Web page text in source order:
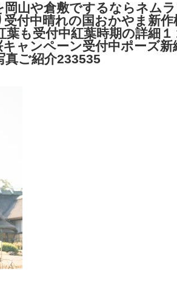
岡山や倉敷でするならネム
受付中晴れの国おかやま新
葉も受付中紅葉時期の詳細
キャンペーン受付中ポーズ
真ご紹介233535